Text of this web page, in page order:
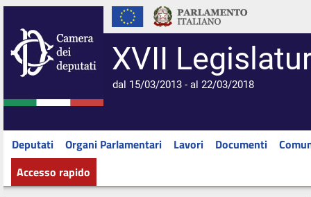
XVII
dal 15/03/2013 - al 22/03/2018
Deputati Organi Parlamentari Lavori Documenti
Accesso rapido